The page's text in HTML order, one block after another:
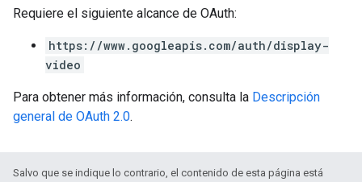
Requiere el siguiente alcance de OAuth:
https://www.googleapis.com/auth/display-
video
Para obtener más información, consulta la Descripción
general de OAuth 2.0.
Salvo que se indique lo contrario, el contenido de esta página está